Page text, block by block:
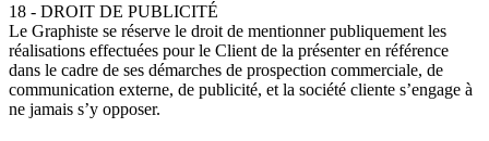
18 - DROIT DE PUBLICITÉ
Le Graphiste se réserve le droit de mentionner publiquement les
réalisations effectuées pour le Client de la présenter en référence
dans le cadre de ses démarches de prospection commerciale, de
communication externe, de publicité, et la société cliente s’engage à
ne jamais s’y opposer.